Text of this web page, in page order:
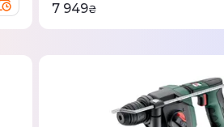
7 949₴